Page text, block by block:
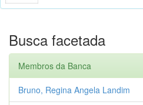
Busca facetada
Membros da Banca
Bruno, Regina Angela Landim